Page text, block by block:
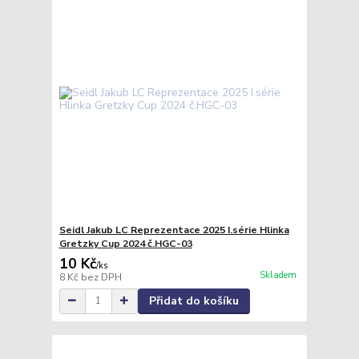
Seidl Jakub LC Reprezentace 2025 I.série Hlinka
Gretzky Cup 2024 č.HGC-03
10 Kč/ks
8 Kč bez DPH Skladem
Přidat do košíku